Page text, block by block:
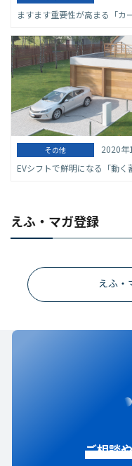
ますます重要性が高まる「カ
その他
2020年
EVシフトで鮮明になる「動
えふ・マガ登録
えふ・
ご相談